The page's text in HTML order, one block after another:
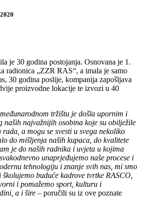
je 30 godina postojanja. Osnovana je 1.
radionica „ZZR RAS“, a imala je samo
30 godina poslije, kompanija zapošljava
proizvodne lokacije te izvozi u 40
tržištu je došla upornim i
naših najvažnijih osobina koje su obilježile
a mogu se svesti u svega nekoliko
do mišljenja naših kupaca, do kvalitete
je do naših radnika i uvjeta u kojima
unaprjeđujemo naše procese i
tehnologiju i znanje svih nas, mi smo
buduće kadrove tvrtke RASCO,
i pomažemo sport, kulturu i
a i šire – poručili su iz ove poznate